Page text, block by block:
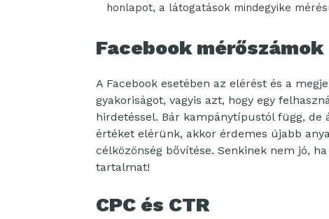
honlapot, a látogatások mindegyike
Facebook mérőszámok
A Facebook esetében az elérést és a
gyakoriságot, vagyis azt, hogy egy
hirdetéssel. Bár kampánytípustól függ, de
értéket elérünk, akkor érdemes újabb
célközönség bővítése. Senkinek nem jó,
tartalmat!
CPC és CTR